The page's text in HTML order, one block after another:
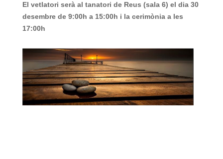
El vetlatori serà al tanatori de Reus (sala 6) el dia 30
desembre de 9:00h a 15:00h i la cerimònia a les
17:00h